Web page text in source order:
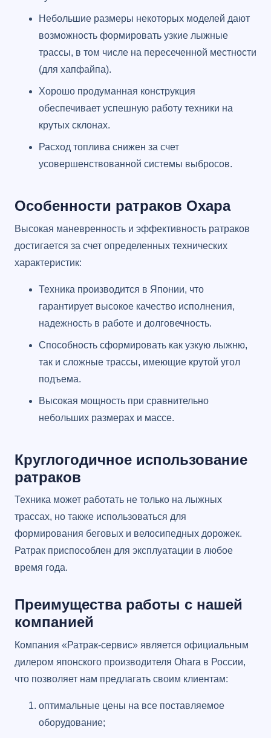
Небольшие размеры некоторых моделей дают
возможность формировать узкие лыжные
трассы, в том числе на пересеченной местности
(для хапфайпа).
Хорошо продуманная конструкция
обеспечивает успешную работу техники на
крутых склонах.
Расход топлива снижен за счет
усовершенствованной системы выбросов.
Особенности ратраков Охара
Высокая маневренность и эффективность ратраков
достигается за счет определенных технических
характеристик:
Техника производится в Японии, что
гарантирует высокое качество исполнения,
надежность в работе и долговечность.
Способность сформировать как узкую лыжню,
так и сложные трассы, имеющие крутой угол
подъема.
Высокая мощность при сравнительно
небольших размерах и массе.
Круглогодичное использование
ратраков
Техника может работать не только на лыжных
трассах, но также использоваться для
формирования беговых и велосипедных дорожек.
Ратрак приспособлен для эксплуатации в любое
время года.
Преимущества работы с нашей
компанией
Компания «Ратрак-сервис» является официальным
дилером японского производителя Ohara в России,
что позволяет нам предлагать своим клиентам:
оптимальные цены на все поставляемое
оборудование;